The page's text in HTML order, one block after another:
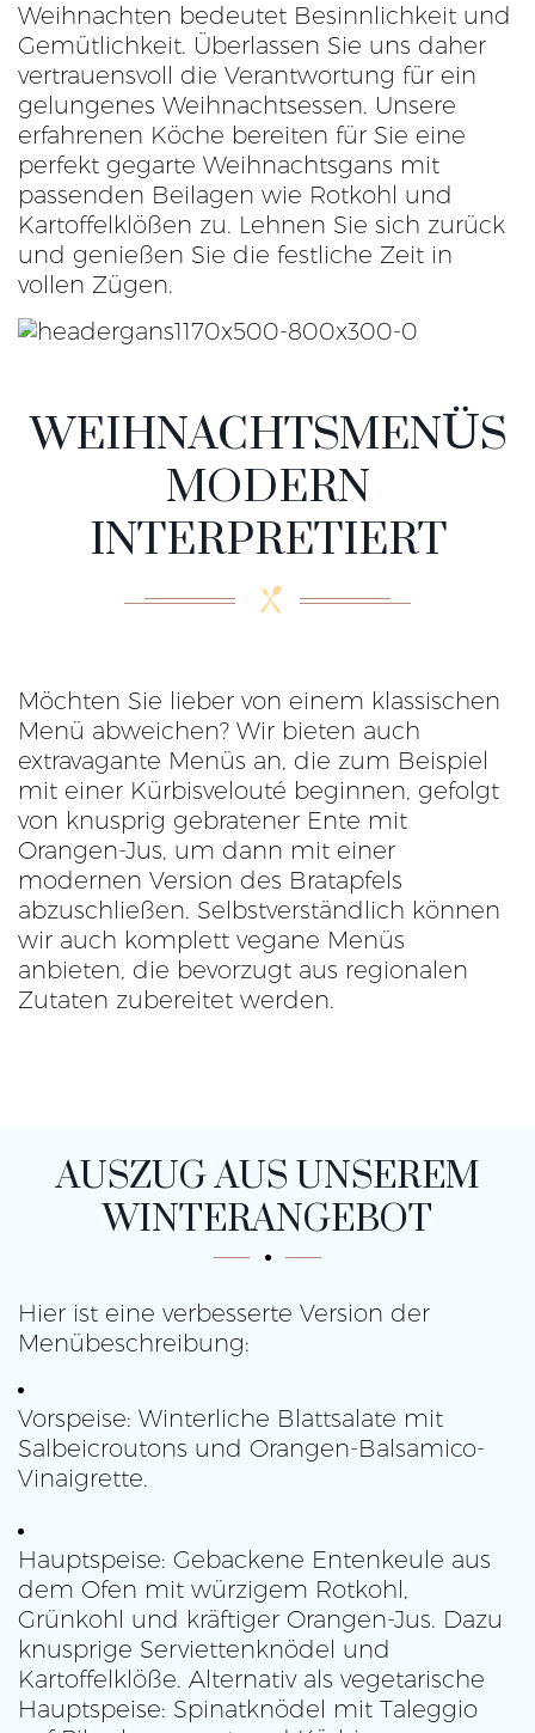
Weihnachten bedeutet Besinnlichkeit und
Gemütlichkeit. Überlassen Sie uns daher
vertrauensvoll die Verantwortung für ein
gelungenes Weihnachtsessen. Unsere
erfahrenen Köche bereiten für Sie eine
perfekt gegarte Weihnachtsgans mit
passenden Beilagen wie Rotkohl und
Kartoffelklößen zu. Lehnen Sie sich zurück
und genießen Sie die festliche Zeit in
vollen Zügen.
WEIHNACHTSMENÜS
MODERN
INTERPRETIERT
Möchten Sie lieber von einem klassischen
Menü abweichen? Wir bieten auch
extravagante Menüs an, die zum Beispiel
mit einer Kürbisvelouté beginnen, gefolgt
von knusprig gebratener Ente mit
Orangen-Jus, um dann mit einer
modernen Version des Bratapfels
abzuschließen. Selbstverständlich können
wir auch komplett vegane Menüs
anbieten, die bevorzugt aus regionalen
Zutaten zubereitet werden.
AUSZUG AUS UNSEREM
WINTERANGEBOT
Hier ist eine verbesserte Version der
Menübeschreibung:
Vorspeise: Winterliche Blattsalate mit
Salbeicroutons und Orangen-Balsamico-
Vinaigrette.
Hauptspeise: Gebackene Entenkeule aus
dem Ofen mit würzigem Rotkohl,
Grünkohl und kräftiger Orangen-Jus. Dazu
knusprige Serviettenknödel und
Kartoffelklöße. Alternativ als vegetarische
Hauptspeise: Spinatknödel mit Taleggio